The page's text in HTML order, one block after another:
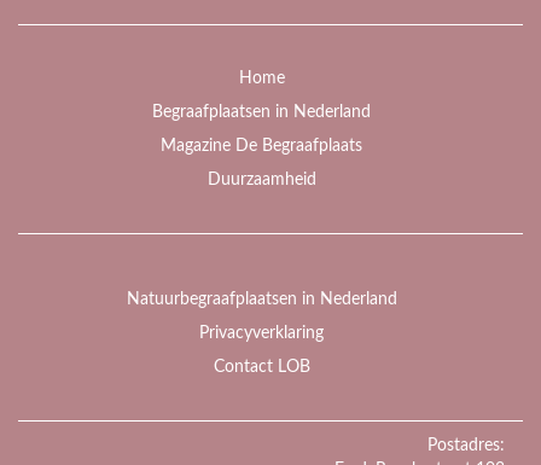
Home
Begraafplaatsen in Nederland
Magazine De Begraafplaats
Duurzaamheid
Natuurbegraafplaatsen in Nederland
Privacyverklaring
Contact LOB
Postadres: